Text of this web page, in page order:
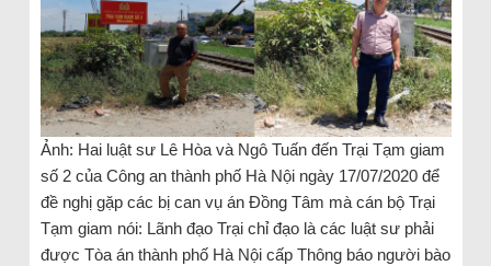
Ảnh: Hai luật sư Lê Hòa và Ngô Tuấn đến Trại Tạm giam
số 2 của Công an thành phố Hà Nội ngày 17/07/2020 để
đề nghị gặp các bị can vụ án Đồng Tâm mà cán bộ Trại
Tạm giam nói: Lãnh đạo Trại chỉ đạo là các luật sư phải
được Tòa án thành phố Hà Nội cấp Thông báo người bào